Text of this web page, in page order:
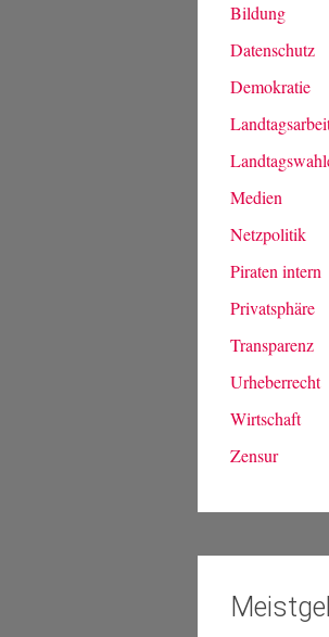
Bildung
Datenschutz
Demokratie
Medien
Netzpolitik
Piraten intern
Privatsphäre
Transparenz
Urheberrecht
Wirtschaft
Zensur